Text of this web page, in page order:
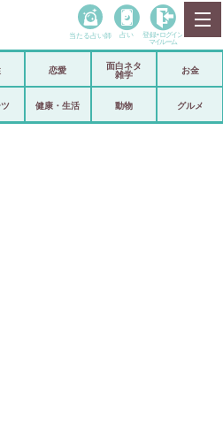
政治
当たる占い師 占い 登録• ログイン
マイルーム
恋愛
面白ネタ
雑学
お金
健康・生活 動物 グルメ